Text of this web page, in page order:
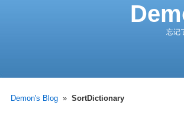
忘记
Demon's Blog » SortDictionary